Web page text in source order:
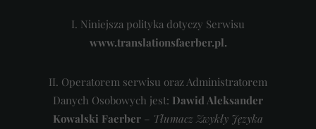
I. Niniejsza polityka dotyczy Serwisu
www.translationsfaerber.pl.
II. Operatorem serwisu oraz Administratorem
Danych Osobowych jest: Dawid Aleksander
Kowalski Faerber – Tłumacz Zwykły Języka